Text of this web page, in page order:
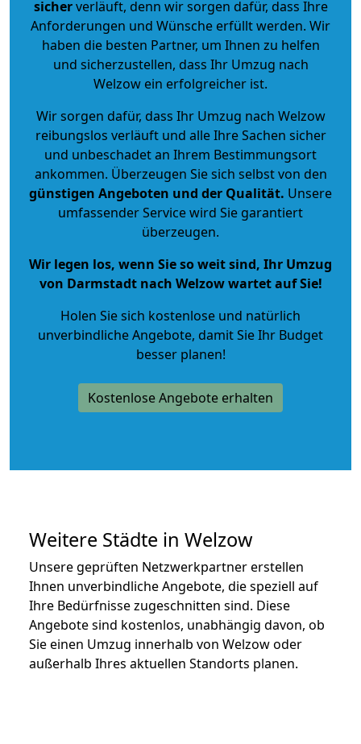
sicherverläuft, denn wir sorgen dafür, dass Ihre
Anforderungen und Wünsche erfüllt werden. Wir
haben die besten Partner, um Ihnen zu helfen
und sicherzustellen, dass Ihr Umzug nach
Welzow ein erfolgreicher ist.
Wir sorgen dafür, dass Ihr Umzug nach Welzow
reibungslos verläuft und alle Ihre Sachen sicher
und unbeschadet an Ihrem Bestimmungsort
ankommen. Überzeugen Sie sich selbst von den
günstigen Angeboten und der Qualität. Unsere
umfassender Service wird Sie garantiert
überzeugen.
Wir legen los, wenn Sie so weit sind, Ihr Umzug
von Darmstadt nach Welzow wartet auf Sie!
Holen Sie sich kostenlose und natürlich
unverbindliche Angebote, damit Sie Ihr Budget
besser planen!
Kostenlose Angebote erhalten
Weitere Städte in Welzow
Unsere geprüften Netzwerkpartner erstellen
Ihnen unverbindliche Angebote, die speziell auf
Ihre Bedürfnisse zugeschnitten sind. Diese
Angebote sind kostenlos, unabhängig davon, ob
Sie einen Umzug innerhalb von Welzow oder
außerhalb Ihres aktuellen Standorts planen.